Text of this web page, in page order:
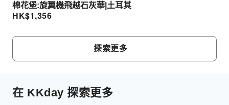
棉花堡:旋翼機飛越石灰華|土耳其
HK$1,356
探索更多
在 KKday 探索更多